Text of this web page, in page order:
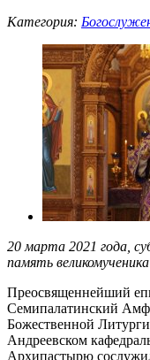
Категория:
20 марта 2021 года,
память
Преосвященнейший
Семипалатинский
Божественной
Андреевском
Архипастырю